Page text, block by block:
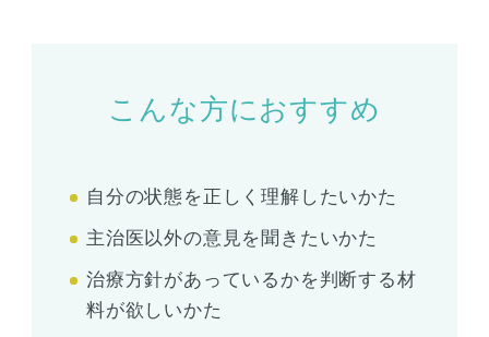
こんな方におすすめ
自分の状態を正しく理解したいかた
主治医以外の意見を聞きたいかた
治療方針があっているかを判断する材
料が欲しいかた